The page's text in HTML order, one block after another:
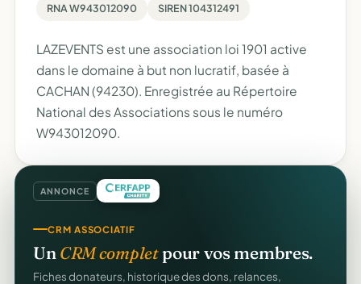
RNA W943012090 SIREN 104312491
LAZEVENTS est une association loi 1901 active
dans le domaine à but non lucratif, basée à
CACHAN (94230). Enregistrée au Répertoire
National des Associations sous le numéro
W943012090.
ANNONCE
CRM ASSOCIATIF
Un CRM completpour vos membres.
Fiches donateurs, historique des dons, relances,